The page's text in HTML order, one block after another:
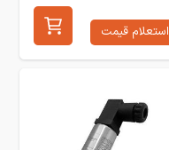
استعلام قیمت